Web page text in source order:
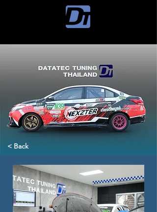
< Back